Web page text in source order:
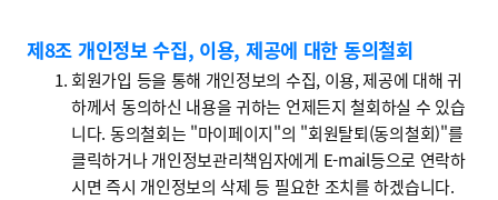
제8조 개인정보 수집, 이용, 제공에 대한 동의철회
회원가입 등을 통해 개인정보의 수집, 이용, 제공에 대해 귀
하께서 동의하신 내용을 귀하는 언제든지 철회하실 수 있습
니다. 동의철회는 "마이페이지"의 "회원탈퇴(동의철회)"를
클릭하거나 개인정보관리책임자에게 E-mail등으로 연락하
시면 즉시 개인정보의 삭제 등 필요한 조치를 하겠습니다.